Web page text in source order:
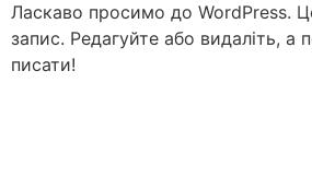
Ласкаво просимо до WordPress.
запис. Редагуйте або видаліть, а
писати!